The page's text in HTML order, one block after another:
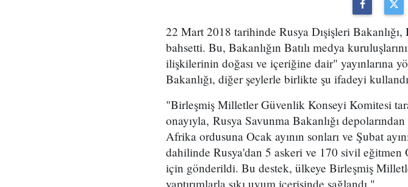
22 Mart 2018 tarihinde Rusya Dışişleri
bahsetti. Bu, Bakanlığın Batılı medya
ilişkilerinin doğası ve içeriğine dair" yayınlarına
Bakanlığı, diğer şeylerle birlikte şu ifadeyi
"Birleşmiş Milletler Güvenlik Konseyi Komitesi
onayıyla, Rusya Savunma Bakanlığı
Afrika ordusuna Ocak ayının sonları ve Şubat
dahilinde Rusya'dan 5 askeri ve 170 sivil
için gönderildi. Bu destek, ülkeye Birleşmiş
yaptırımlarla sıkı uyum içerisinde sağlandı."